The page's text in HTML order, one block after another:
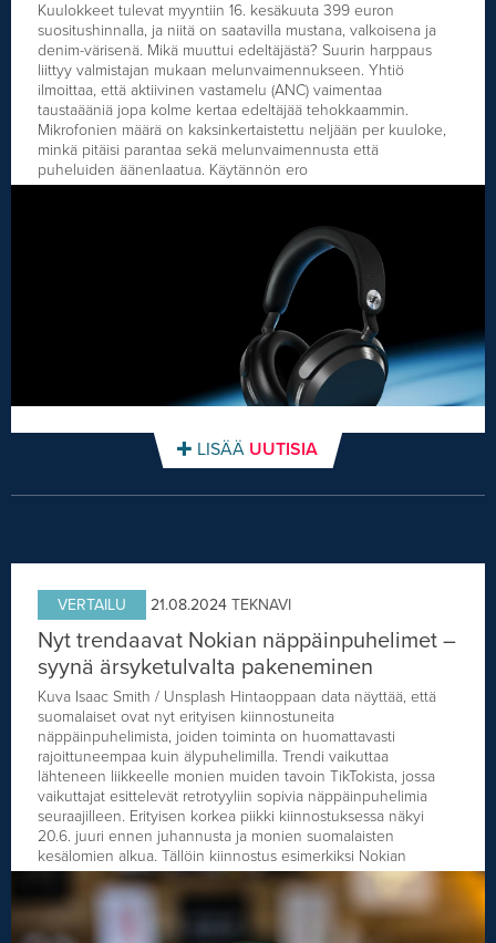
Kuulokkeet tulevat myyntiin 16. kesäkuuta 399 euron
suositushinnalla, ja niitä on saatavilla mustana, valkoisena ja
denim-värisenä. Mikä muuttui edeltäjästä? Suurin harppaus
liittyy valmistajan mukaan melunvaimennukseen. Yhtiö
ilmoittaa, että aktiivinen vastamelu (ANC) vaimentaa
taustaääniä jopa kolme kertaa edeltäjää tehokkaammin.
Mikrofonien määrä on kaksinkertaistettu neljään per kuuloke,
minkä pitäisi parantaa sekä melunvaimennusta että
puheluiden äänenlaatua. Käytännön ero
LISÄÄ UUTISIA
VERTAILU 21.08.2024 TEKNAVI
Nyt trendaavat Nokian näppäinpuhelimet –
syynä ärsyketulvalta pakeneminen
Kuva Isaac Smith / Unsplash Hintaoppaan data näyttää, että
suomalaiset ovat nyt erityisen kiinnostuneita
näppäinpuhelimista, joiden toiminta on huomattavasti
rajoittuneempaa kuin älypuhelimilla. Trendi vaikuttaa
lähteneen liikkeelle monien muiden tavoin TikTokista, jossa
vaikuttajat esittelevät retrotyyliin sopivia näppäinpuhelimia
seuraajilleen. Erityisen korkea piikki kiinnostuksessa näkyi
20.6. juuri ennen juhannusta ja monien suomalaisten
kesälomien alkua. Tällöin kiinnostus esimerkiksi Nokian